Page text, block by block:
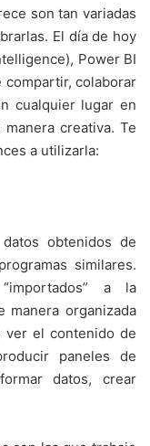
son tan variadas
El día de hoy
Power BI
colaborar
cualquier lugar en
creativa. Te
a utilizarla:
obtenidos de
similares.
a la
manera organizada
ver el contenido de
paneles de
datos, crear